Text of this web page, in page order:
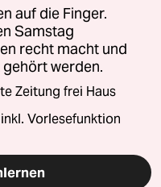
auf die Finger.
Samstag
recht macht und
werden.
Zeitung frei Haus
Vorlesefunktion